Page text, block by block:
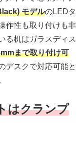
モデルのLEDタ
作性も取り付けも非
る机はガラスディス
まで取り付け可
デスクで対応可能と
はクランプ